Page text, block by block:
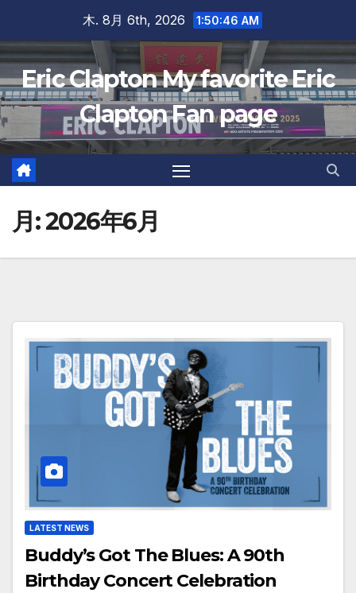
content
木. 8月 6th, 2026 1:50:47 AM
Eric Clapton My favorite Eric
Clapton Fan page
月:2026年6月
LATEST NEWS
Buddy’s Got The Blues: A 90th
Birthday Concert Celebration